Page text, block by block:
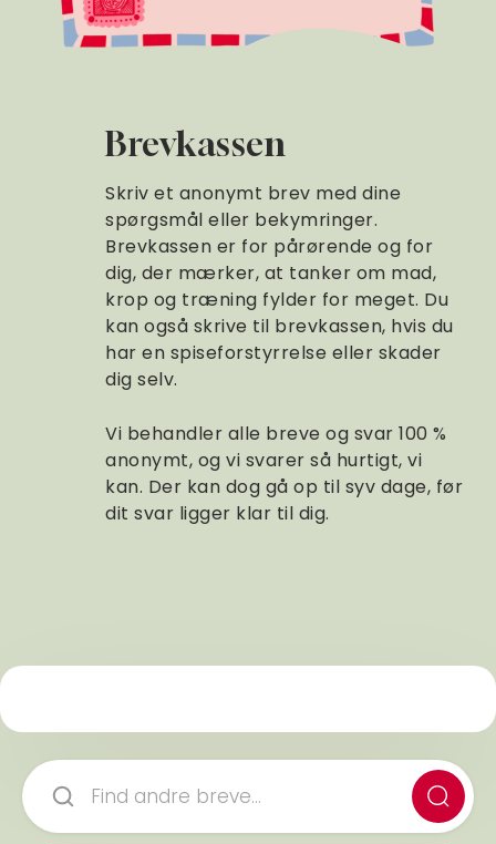
Brevkassen
Skriv et anonymt brev med dine
spørgsmål eller bekymringer.
Brevkassen er for pårørende og for
dig, der mærker, at tanker om mad,
krop og træning fylder for meget. Du
kan også skrive til brevkassen, hvis du
har en spiseforstyrrelse eller skader
dig selv.
Vi behandler alle breve og svar 100 %
anonymt, og vi svarer så hurtigt, vi
kan. Der kan dog gå op til syv dage, før
dit svar ligger klar til dig.
Søg
i
brevkassen